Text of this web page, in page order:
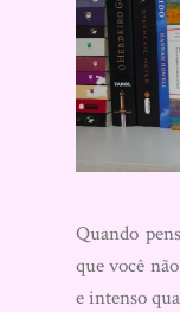
Quando
que você
e intenso